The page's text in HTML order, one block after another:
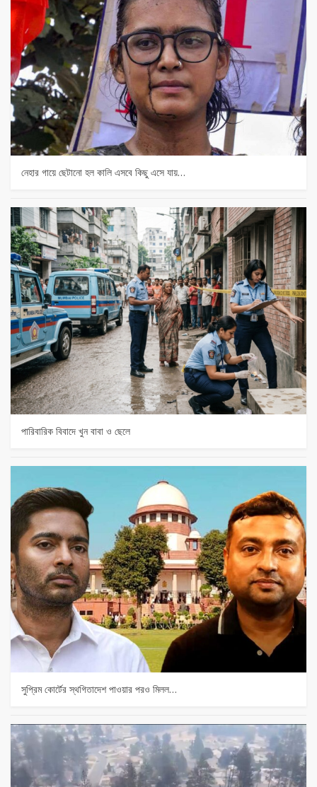
নেহার গায়ে ছেটানো হল কালি এসবে কিছু এসে যায়…
পারিবারিক বিবাদে খুন বাবা ও ছেলে
সুপ্রিম কোর্টের স্থগিতাদেশ পাওয়ার পর‌ও মিলল…